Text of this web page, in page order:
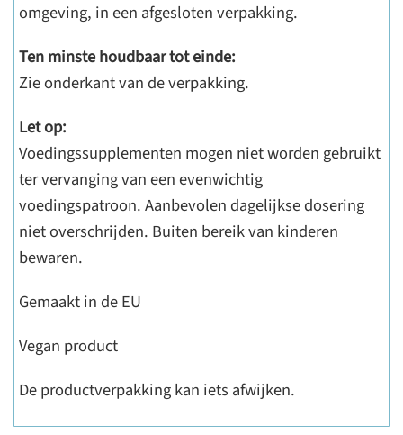
omgeving, in een afgesloten verpakking.
Ten minste houdbaar tot einde:
Zie onderkant van de verpakking.
Let op:
Voedingssupplementen mogen niet worden gebruikt
ter vervanging van een evenwichtig
voedingspatroon. Aanbevolen dagelijkse dosering
niet overschrijden. Buiten bereik van kinderen
bewaren.
Gemaakt in de EU
Vegan product
De productverpakking kan iets afwijken.